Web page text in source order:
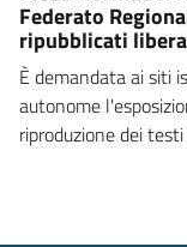
Federato
ripubblicati
È demandata ai siti
autonome
riproduzione dei